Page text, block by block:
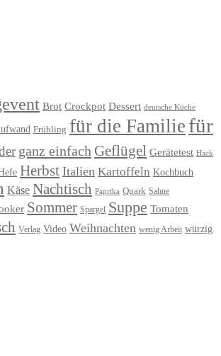
Brot Crockpot Dessert deutsche Küche
Frühling für die Familie für
ganz einfach Geflügel Gerätetest Hack
Herbst Italien Kartoffeln Kochbuch
Käse Nachtisch Paprika Quark Sahne
Sommer Spargel Suppe Tomaten
Verlag Video Weihnachten wenig Arbeit würzig